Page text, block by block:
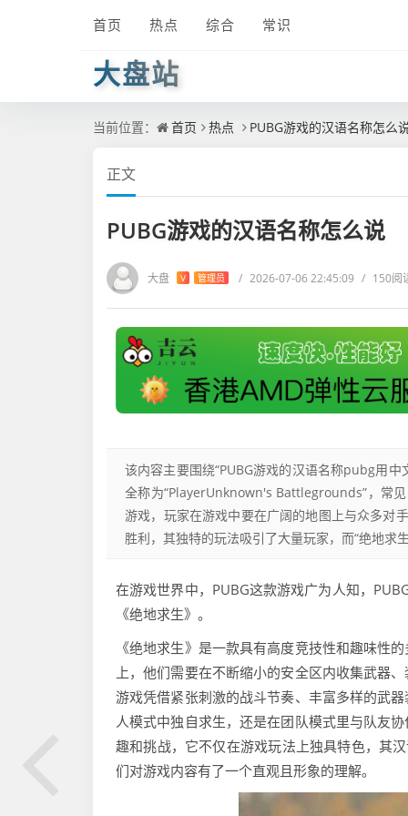
首页 热点 综合 常识
大盘站
当前位置： 首页 热点 PUBG游戏的汉语名称怎么
正文
PUBG游戏的汉语名称怎么说
大盘 V 管理员 / 2026-07-06 22:45:09 / 150阅
该内容主要围绕“PUBG游戏的汉语名称pubg用
全称为“PlayerUnknown's Battlegrounds”，常
游戏，玩家在游戏中要在广阔的地图上与众多对
胜利，其独特的玩法吸引了大量玩家，而“绝地求
在游戏世界中，PUBG这款游戏广为人知，
《绝地求生》。
《绝地求生》是一款具有高度竞技性和趣味性
上，他们需要在不断缩小的安全区内收集武器
游戏凭借紧张刺激的战斗节奏、丰富多样的武
人模式中独自求生，还是在团队模式里与队友
趣和挑战，它不仅在游戏玩法上独具特色，其
们对游戏内容有了一个直观且形象的理解。